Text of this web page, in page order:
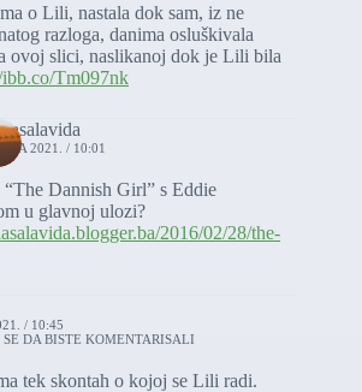
o Lili, nastala dok sam, iz ne
razloga, danima osluškivala
ovoj slici, naslikanoj dok je Lili bila
Tm097nk
2021. / 10:01
“The Dannish Girl” s Eddie
u glavnoj ulozi?
2016/02/28/the-
/ 10:45
SE DA BISTE KOMENTARISALI
tek skontah o kojoj se Lili radi.